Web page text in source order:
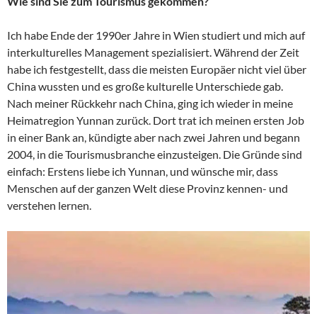
Ich habe Ende der 1990er Jahre in Wien studiert und mich auf
interkulturelles Management spezialisiert. Während der Zeit
habe ich festgestellt, dass die meisten Europäer nicht viel über
China wussten und es große kulturelle Unterschiede gab.
Nach meiner Rückkehr nach China, ging ich wieder in meine
Heimatregion Yunnan zurück. Dort trat ich meinen ersten Job
in einer Bank an, kündigte aber nach zwei Jahren und begann
2004, in die Tourismusbranche einzusteigen. Die Gründe sind
einfach: Erstens liebe ich Yunnan, und wünsche mir, dass
Menschen auf der ganzen Welt diese Provinz kennen- und
verstehen lernen.